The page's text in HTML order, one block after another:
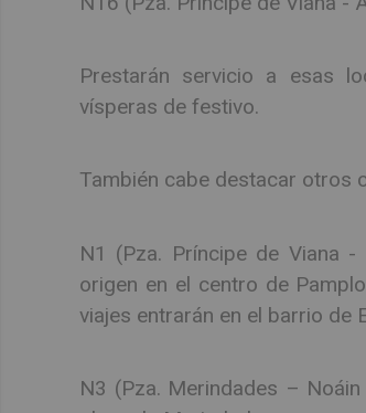
Prestarán servicio a esas
vísperas de festivo.
También cabe destacar otros
N1 (Pza. Príncipe de Viana
origen en el centro de
viajes entrarán en el barrio de
N3 (Pza. Merindades –